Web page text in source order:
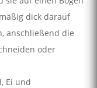
dick darauf
anschließend die
oder
Ei und